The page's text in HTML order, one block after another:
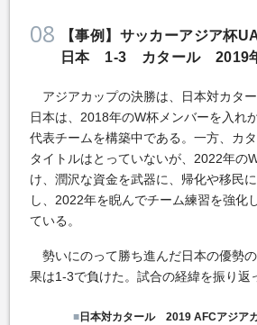
08
【事例】サッカーアジア
日本 1-3 カタール 2019
アジアカップの決勝は、日本対カター
日本は、2018年のW杯メンバーを入れ
代表チームを構築中である。一方、カ
タイトルはとっていないが、2022年の
け、潤沢な資金を武器に、帰化や移民
し、2022年を睨んでチーム練習を強化
ている。
勢いにのって勝ち進んだ日本の優勢
果は1-3で負けた。試合の経緯を振り返
■ 日本対カタール 2019 AFCアジア